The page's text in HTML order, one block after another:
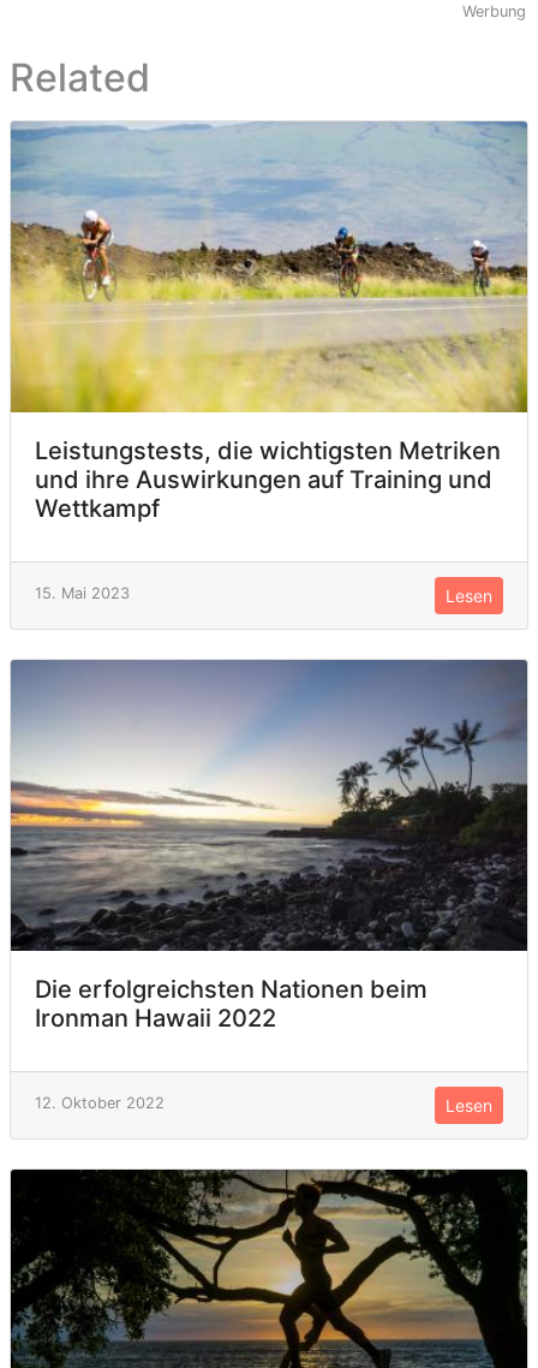
Werbung
Related
Leistungstests, die wichtigsten Metriken
und ihre Auswirkungen auf Training und
Wettkampf
15. Mai 2023 Lesen
Die erfolgreichsten Nationen beim
Ironman Hawaii 2022
12. Oktober 2022 Lesen